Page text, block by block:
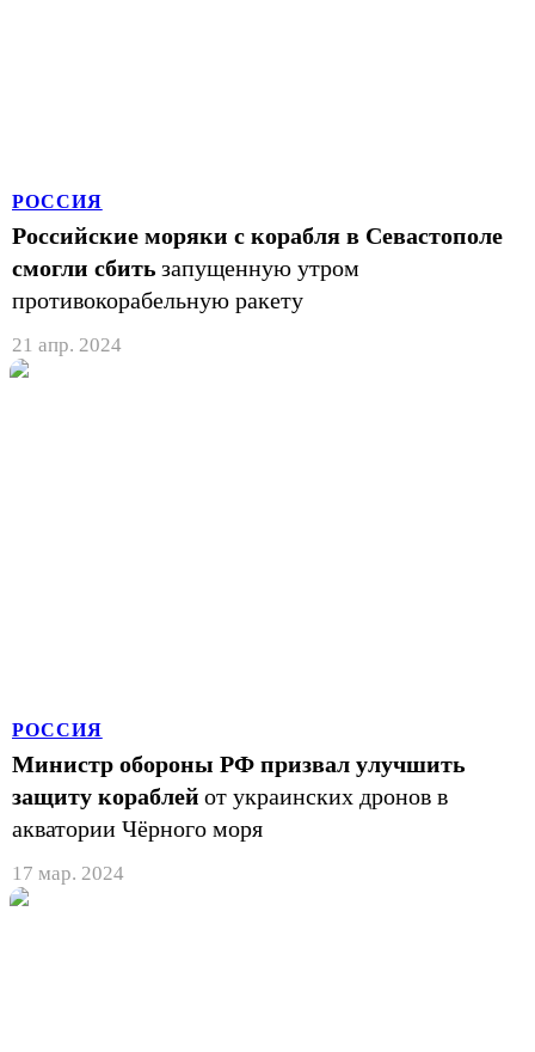
РОССИЯ
Российские моряки с корабля в Севастополе
смогли сбить запущенную утром
противокорабельную ракету
21 апр. 2024
РОССИЯ
Министр обороны РФ призвал улучшить
защиту кораблей от украинских дронов в
акватории Чёрного моря
17 мар. 2024